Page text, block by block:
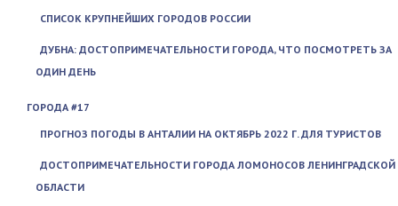
СПИСОК КРУПНЕЙШИХ ГОРОДОВ РОССИИ
ДУБНА: ДОСТОПРИМЕЧАТЕЛЬНОСТИ ГОРОДА, ЧТО ПОСМОТРЕТЬ ЗА
ОДИН ДЕНЬ
ГОРОДА #17
ПРОГНОЗ ПОГОДЫ В АНТАЛИИ НА ОКТЯБРЬ 2022 Г. ДЛЯ ТУРИСТОВ
ДОСТОПРИМЕЧАТЕЛЬНОСТИ ГОРОДА ЛОМОНОСОВ ЛЕНИНГРАДСКОЙ
ОБЛАСТИ